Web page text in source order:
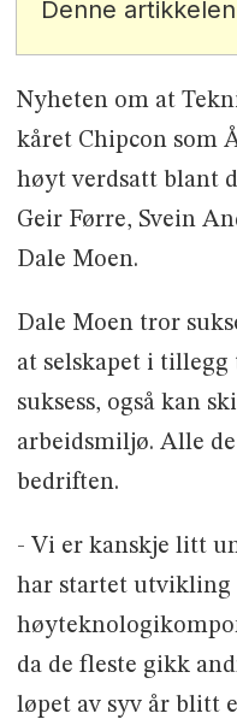
Denne
Nyheten om at
kåret Chipcon som
høyt verdsatt blant
Geir Førre, Svein
Dale Moen.
Dale Moen tror
at selskapet i
suksess, også kan
arbeidsmiljø. Alle
bedriften.
- Vi er kanskje litt
har startet utvikling
da de fleste gikk
løpet av syv år blitt